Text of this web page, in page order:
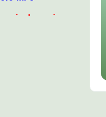
voor jouw